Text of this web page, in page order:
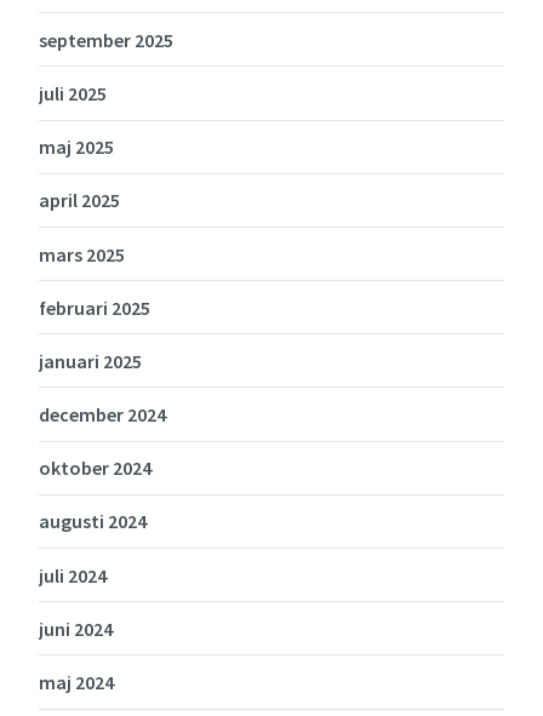
september 2025
juli 2025
maj 2025
april 2025
mars 2025
februari 2025
januari 2025
december 2024
oktober 2024
augusti 2024
juli 2024
juni 2024
maj 2024